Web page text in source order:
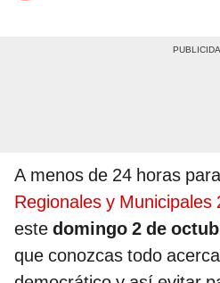
A menos de 24 horas
Regionales y Municipales
este domingo 2 de
que conozcas todo